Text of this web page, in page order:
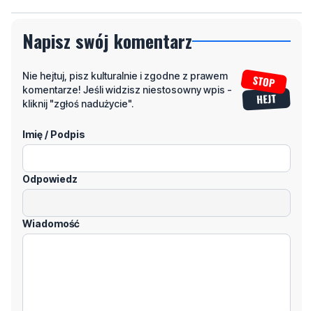
Napisz swój komentarz
Nie hejtuj, pisz kulturalnie i zgodne z prawem
komentarze! Jeśli widzisz niestosowny wpis -
kliknij "zgłoś nadużycie".
Imię / Podpis
Odpowiedz
Wiadomość